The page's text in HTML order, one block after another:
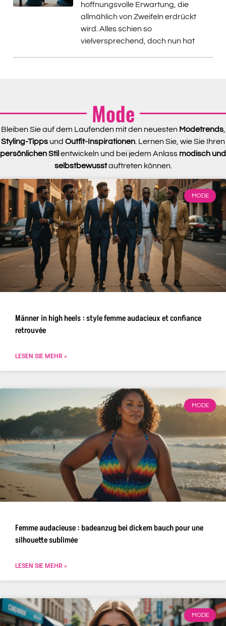
hoffnungsvolle Erwartung, die
allmählich von Zweifeln erdrückt
wird. Alles schien so
vielversprechend, doch nun hat
Mode
Bleiben Sie auf dem Laufenden mit den neuesten Modetrends,
Styling-Tipps und Outfit-Inspirationen . Lernen Sie, wie Sie Ihren
persönlichen Stil entwickeln und bei jedem Anlass modisch und
selbstbewusstauftreten können.
MODE
Männer in high heels : style femme audacieux et confiance
retrouvée
LESEN SIE MEHR »
MODE
Femme audacieuse : badeanzug bei dickem bauch pour une
silhouette sublimée
LESEN SIE MEHR »
MODE